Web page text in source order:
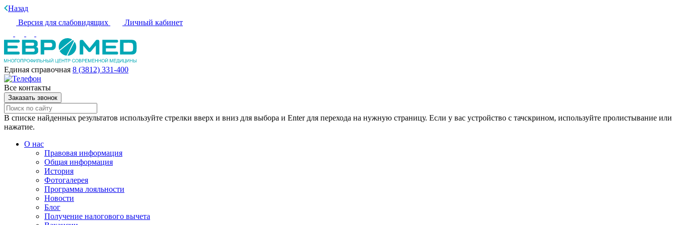
Назад
Версия для слабовидящих
Личный кабинет
Единая справочная 8 (3812) 331-400
Все контакты
Заказать звонок
В списке найденных результатов используйте стрелки вверх и вниз для выбора и Enter для перехода на нужную страницу. Если у вас устройство с тачскрином, используйте пролистывание или
нажатие.
О нас
Правовая информация
Общая информация
История
Фотогалерея
Программа лояльности
Новости
Блог
Получение налогового вычета